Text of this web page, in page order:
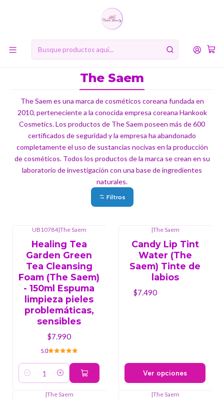
10% de descuento en tu primera compra online. Código: BIENVENIDA10
The Saem
The Saem es una marca de cosméticos coreana fundada en
2010, perteneciente a la conocida empresa coreana Hankook
Cosmetics. Los productos de The Saem poseen más de 600
certificados de seguridad y la empresa ha abandonado
completamente el uso de sustancias nocivas en la producción
de cosméticos. Todos los productos de la marca se crean en su
laboratorio de investigación con una base de ingredientes
naturales.
Filtros
UB10784|The Saem
Healing Tea
Garden Green
Tea Cleansing
Foam (The Saem)
- 150ml Espuma
limpieza pieles
problemáticas,
sensibles
$7.990
5.0
Cantidad
|The Saem
Candy Lip Tint
Water (The
Saem) Tinte de
labios
$7.490
Ver opciones
|The Saem |The Saem